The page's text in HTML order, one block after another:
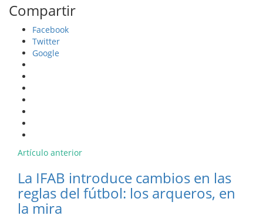
Compartir
Facebook
Twitter
Google
Artículo anterior
La IFAB introduce cambios en las
reglas del fútbol: los arqueros, en
la mira